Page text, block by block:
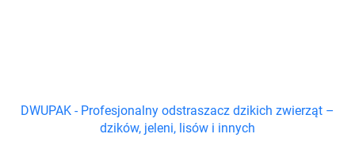
DWUPAK - Profesjonalny odstraszacz dzikich zwierząt –
dzików, jeleni, lisów i innych